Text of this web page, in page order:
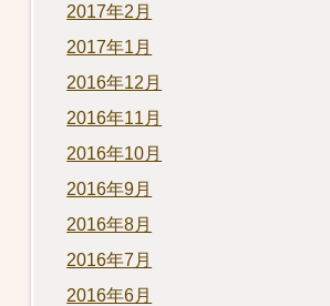
2017年2月
2017年1月
2016年12月
2016年11月
2016年10月
2016年9月
2016年8月
2016年7月
2016年6月